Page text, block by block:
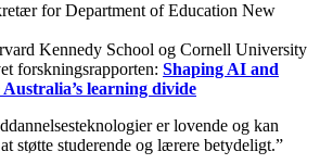
for Department of Education New
Kennedy School og Cornell University
forskningsrapporten: Shaping AI and
learning divide
er lovende og kan
støtte studerende og lærere betydeligt.”